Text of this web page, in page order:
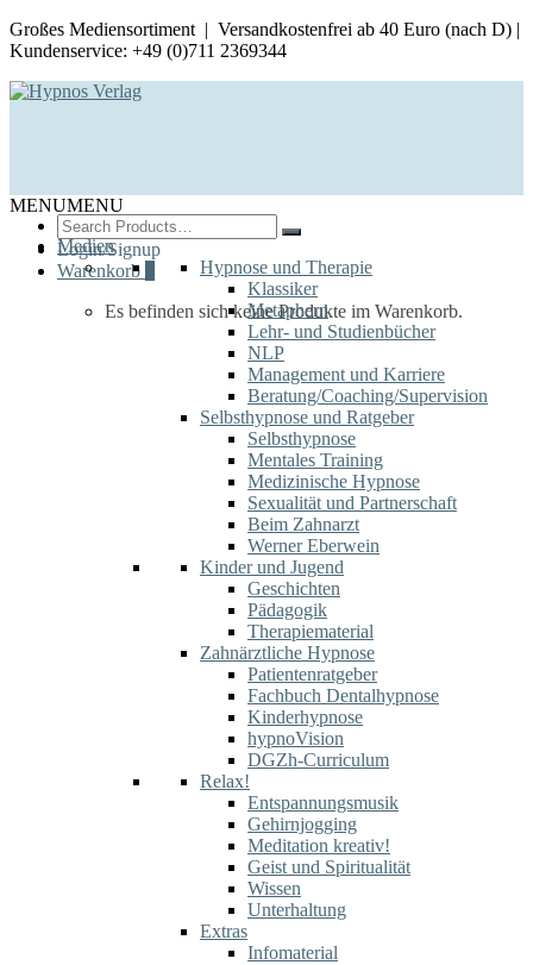
Großes Mediensortiment | Versandkostenfrei ab 40 Euro (nach D) |
Kundenservice: +49 (0)711 2369344
Search
for:
Login/Signup
Warenkorb
Es befinden sich keine Produkte im Warenkorb.
MENUMENU
Medien
Hypnose und Therapie
Klassiker
Metaphern
Lehr- und Studienbücher
NLP
Management und Karriere
Beratung/Coaching/Supervision
Selbsthypnose und Ratgeber
Selbsthypnose
Mentales Training
Medizinische Hypnose
Sexualität und Partnerschaft
Beim Zahnarzt
Werner Eberwein
Kinder und Jugend
Geschichten
Pädagogik
Therapiematerial
Zahnärztliche Hypnose
Patientenratgeber
Fachbuch Dentalhypnose
Kinderhypnose
hypnoVision
DGZh-Curriculum
Relax!
Entspannungsmusik
Gehirnjogging
Meditation kreativ!
Geist und Spiritualität
Wissen
Unterhaltung
Extras
Infomaterial